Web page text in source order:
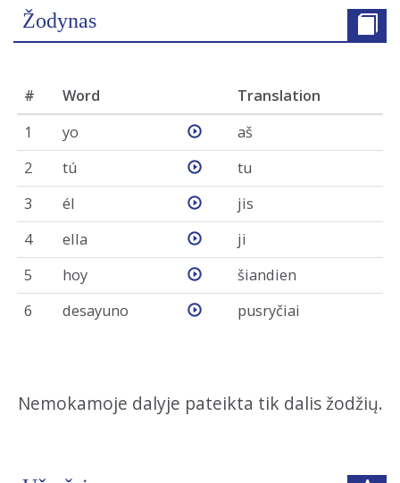
Žodynas
# Word
Translation
1
yo
aš
2
tú
tu
3
él
jis
4
ella
ji
5
hoy
šiandien
6
desayuno pusryčiai
Nemokamoje dalyje pateikta tik dalis žodžių.